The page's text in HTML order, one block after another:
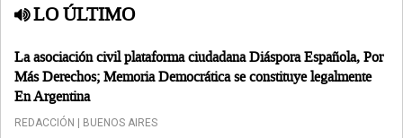
LO ÚLTIMO
La asociación civil plataforma ciudadana Diáspora Española, Por
Más Derechos; Memoria Democrática se constituye legalmente
En Argentina
REDACCIÓN | BUENOS AIRES